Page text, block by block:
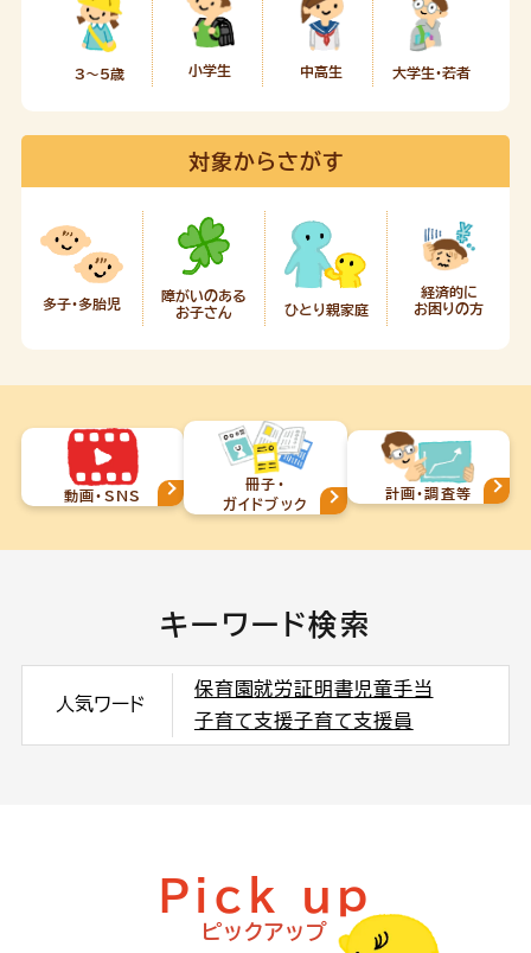
3～5歳 小学生 中高生 大学生・若者
対象からさがす
多子・多胎児
障がいのある
お子さん
ひとり親家庭
経済的に
お困りの方
動画・SNS
冊子・
ガイドブック
計画・調査等
キーワード検索
人気ワード
保育園就労証明書児童手当
子育て支援子育て支援員
Pick up
ピックアップ